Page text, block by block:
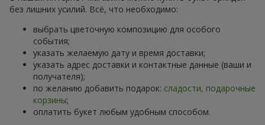
без лишних усилий. Всё, что необходимо:
выбрать цветочную композицию для особого
события;
указать желаемую дату и время доставки;
указать адрес доставки и контактные данные (ваши и
получателя);
по желанию добавить подарок: сладости, подарочные
корзины;
оплатить букет любым удобным способом.